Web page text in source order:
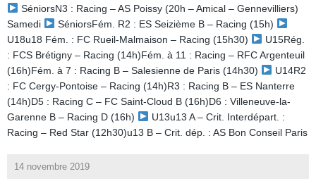
SéniorsN3 : Racing – AS Poissy (20h – Amical – Gennevilliers)
Samedi
SéniorsFém. R2 : ES Seizième B – Racing (15h)
U18u18 Fém. : FC Rueil-Malmaison – Racing (15h30)
U15Rég.
: FCS Brétigny – Racing (14h)Fém. à 11 : Racing – RFC Argenteuil
(16h)Fém. à 7 : Racing B – Salesienne de Paris (14h30)
U14R2
: FC Cergy-Pontoise – Racing (14h)R3 : Racing B – ES Nanterre
(14h)D5 : Racing C – FC Saint-Cloud B (16h)D6 : Villeneuve-la-
Garenne B – Racing D (16h)
U13u13 A – Crit. Interdépart. :
Racing – Red Star (12h30)u13 B – Crit. dép. : AS Bon Conseil Paris
14 novembre 2019